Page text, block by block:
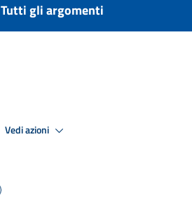
Tutti gli argomenti
Vedi azioni